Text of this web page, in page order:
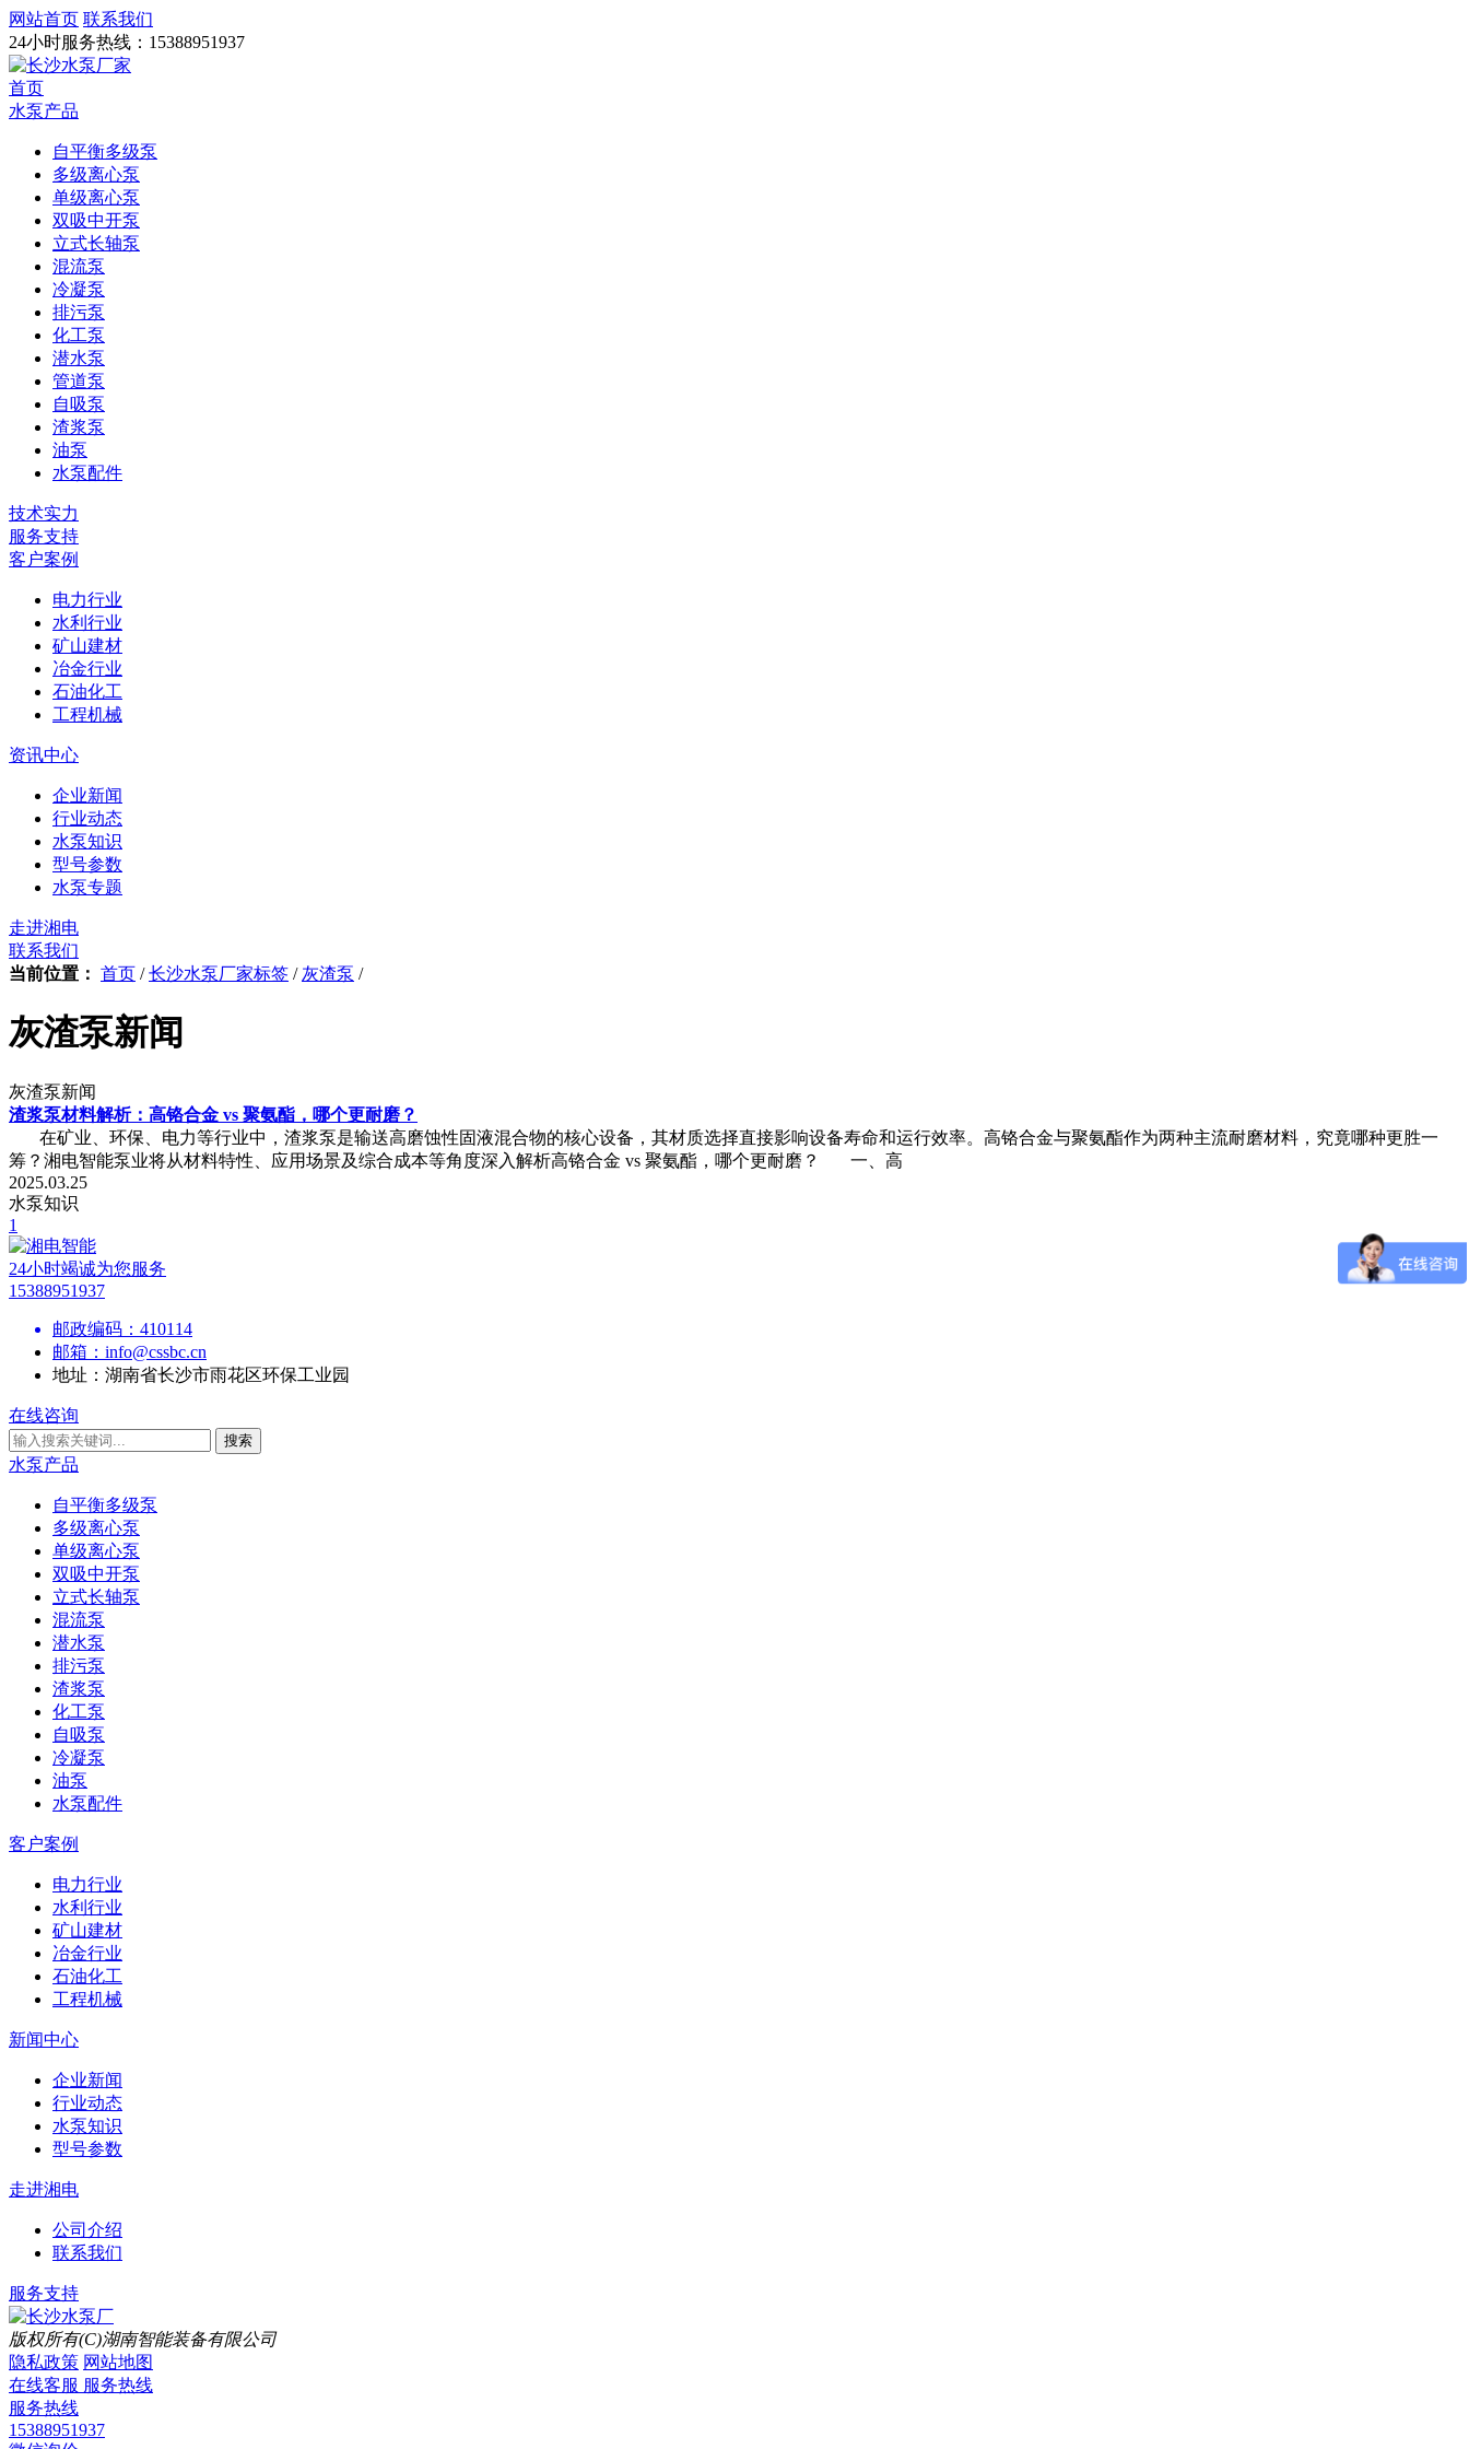
网站首页 联系我们
24小时服务热线： 15388951937
首页
水泵产品
自平衡多级泵
多级离心泵
单级离心泵
双吸中开泵
立式长轴泵
混流泵
冷凝泵
排污泵
化工泵
潜水泵
管道泵
自吸泵
渣浆泵
油泵
水泵配件
技术实力
服务支持
客户案例
电力行业
水利行业
矿山建材
冶金行业
石油化工
工程机械
资讯中心
企业新闻
行业动态
水泵知识
型号参数
水泵专题
走进湘电
联系我们
当前位置： 首页 / 长沙水泵厂家标签 / 灰渣泵 /
灰渣泵新闻
灰渣泵新闻
渣浆泵材料解析：高铬合金 vs 聚氨酯，哪个更耐磨？
在矿业、环保、电力等行业中，渣浆泵是输送高磨蚀性固液混合物的核心设备，其材质选择直接影响设备寿命和运行效率。高铬合金与聚氨酯作为两种主流耐磨材料，究竟哪种更胜一
筹？湘电智能泵业将从材料特性、应用场景及综合成本等角度深入解析高铬合金 vs 聚氨酯，哪个更耐磨？ 一、高
2025.03.25
水泵知识
1
24小时竭诚为您服务
15388951937
邮政编码： 410114
邮箱： info@cssbc.cn
地址： 湖南省长沙市雨花区环保工业园
在线咨询
搜索
水泵产品
自平衡多级泵
多级离心泵
单级离心泵
双吸中开泵
立式长轴泵
混流泵
潜水泵
排污泵
渣浆泵
化工泵
自吸泵
冷凝泵
油泵
水泵配件
客户案例
电力行业
水利行业
矿山建材
冶金行业
石油化工
工程机械
新闻中心
企业新闻
行业动态
水泵知识
型号参数
走进湘电
公司介绍
联系我们
服务支持
版权所有(C)湖南智能装备有限公司
隐私政策 网站地图
在线客服 服务热线
服务热线
15388951937